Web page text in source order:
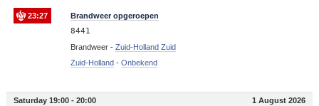
23:27 Brandweer opgeroepen
8441
Brandweer - Zuid-Holland Zuid
Zuid-Holland - Onbekend
Saturday 19:00 - 20:00 1 August 2026